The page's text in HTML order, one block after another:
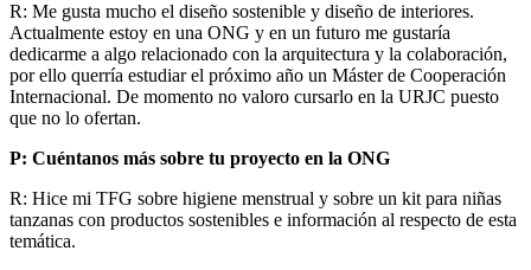
R: Me gusta mucho el diseño sostenible y diseño de interiores.
Actualmente estoy en una ONG y en un futuro me gustaría
dedicarme a algo relacionado con la arquitectura y la colaboración,
por ello querría estudiar el próximo año un Máster de Cooperación
Internacional. De momento no valoro cursarlo en la URJC puesto
que no lo ofertan.
P: Cuéntanos más sobre tu proyecto en la ONG
R: Hice mi TFG sobre higiene menstrual y sobre un kit para niñas
tanzanas con productos sostenibles e información al respecto de esta
temática.